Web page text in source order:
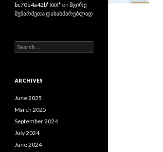
bc70e4a42b* ххх* on მცირე
მეწარმეთა დასახმარებლად
e
c
f
o
:
ARCHIVES
June 2025
March 2025
September 2024
July 2024
June 2024